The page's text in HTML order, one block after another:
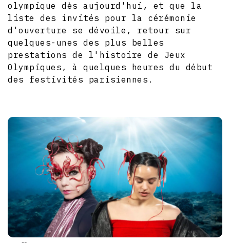
olympique dès aujourd'hui, et que la
liste des invités pour la cérémonie
d'ouverture se dévoile, retour sur
quelques-unes des plus belles
prestations de l'histoire de Jeux
Olympiques, à quelques heures du début
des festivités parisiennes.